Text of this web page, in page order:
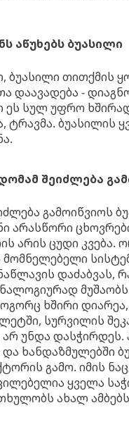
აწუხებს ბუასილი
ბუასილი თითქმის
დაავადება -
სულ უფრო ხშირად
ტრავმა. ბუასილის
შეიძლება
გამოიწვიოს
არასწორი
არის ცუდი კვება.
დაძაბვას,
ხშირი
სურვილის
უნდა
ხანდაზმულებში
გამო. იმის
ყველა
ახალ